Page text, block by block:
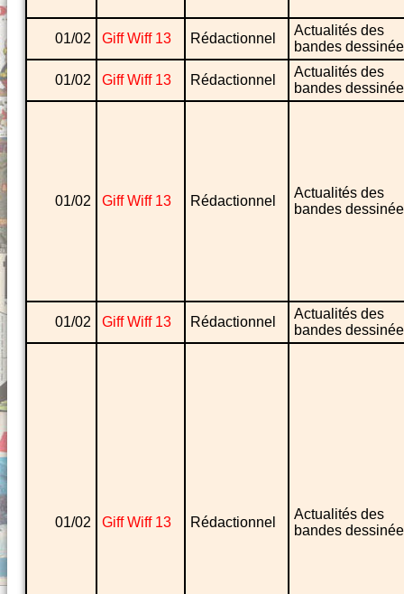
01/02 Giff Wiff 13 Rédactionnel
Actualités des
bandes
01/02 Giff Wiff 13 Rédactionnel
Actualités des
bandes
01/02 Giff Wiff 13 Rédactionnel
Actualités des
bandes
01/02 Giff Wiff 13 Rédactionnel
Actualités des
bandes
01/02 Giff Wiff 13 Rédactionnel
Actualités des
bandes